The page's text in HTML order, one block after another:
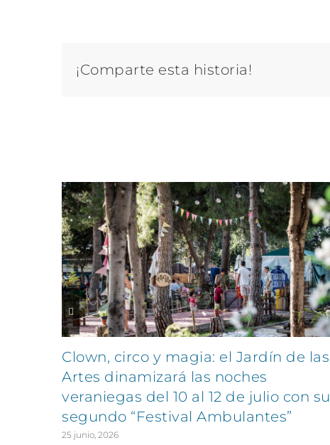
¡Comparte esta historia!
Clown, circo y magia: el Jardín de las
Artes dinamizará las noches
veraniegas del 10 al 12 de julio con su
segundo “Festival Ambulantes”
25 junio, 2026